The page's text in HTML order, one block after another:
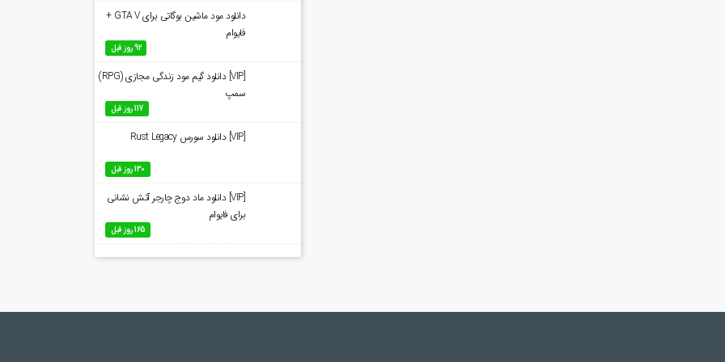
دانلود مود ماشین بوگاتی برای GTA V +
فایوام
92 روز قبل
[VIP] دانلود گیم مود زندگی مجازی (RPG)
سمپ
117 روز قبل
[VIP] دانلود سورس Rust Legacy
130 روز قبل
[VIP] دانلود ماد دوج چارجر آتش نشانی
برای فایوام
165 روز قبل